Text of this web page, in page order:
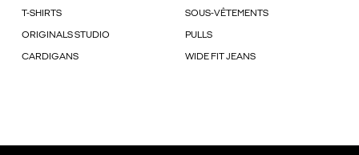
T-SHIRTS SOUS-VÊTEMENTS
ORIGINALS STUDIO PULLS
CARDIGANS WIDE FIT JEANS